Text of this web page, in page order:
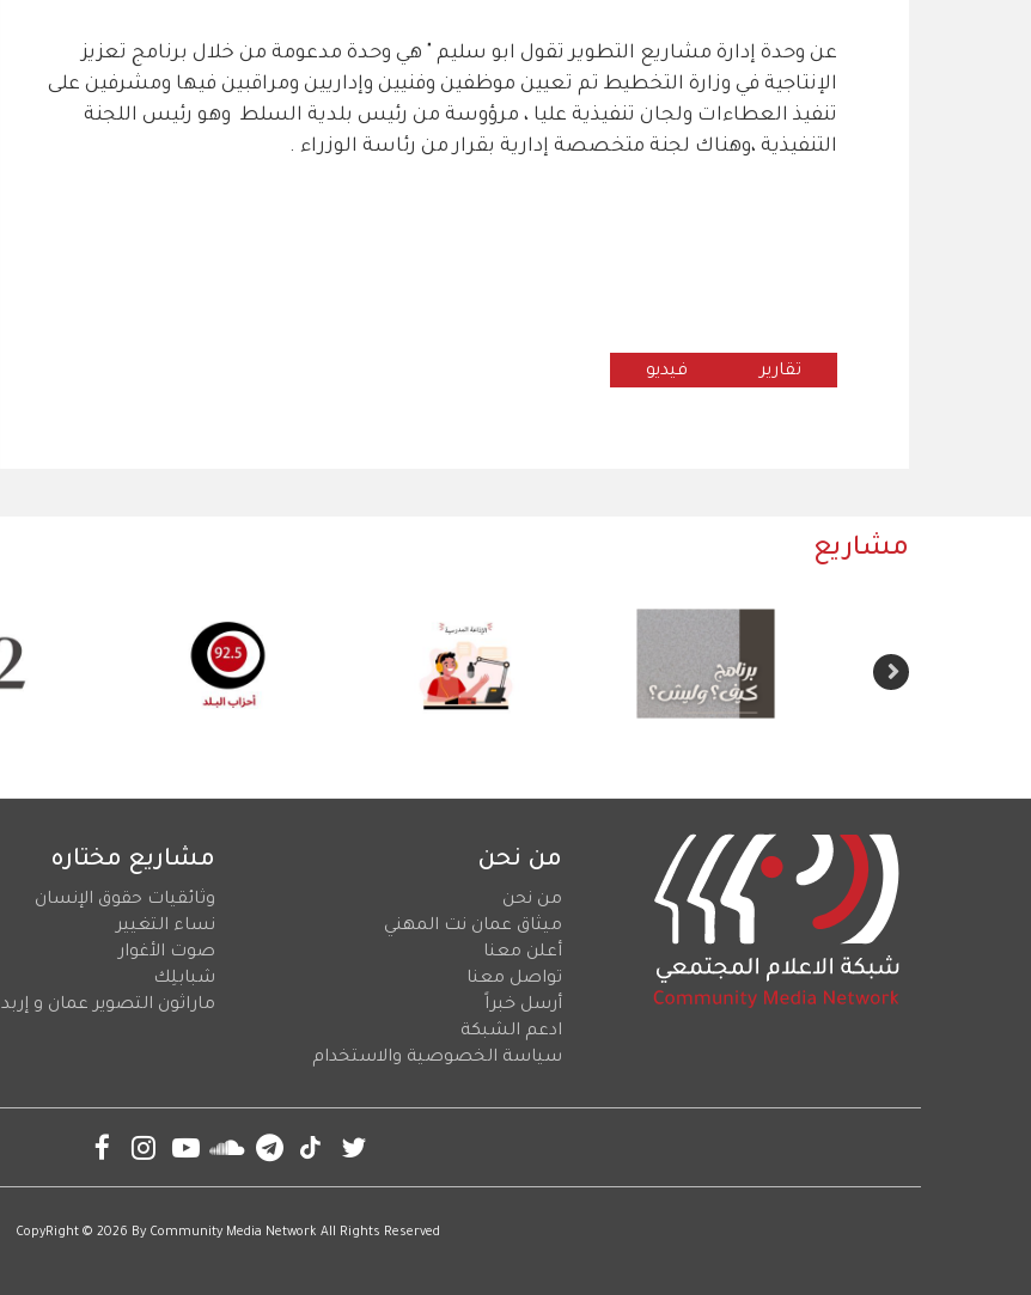
عن وحدة إدارة مشاريع التطوير تقول ابو سليم " هي وحدة مدعومة من خلال برنامج تعزيز
الإنتاجية في وزارة التخطيط تم تعيين موظفين وفنيين وإداريين ومراقبين فيها ومشرفين على
تنفيذ العطاءات ولجان تنفيذية عليا ، مرؤوسة من رئيس بلدية السلط وهو رئيس اللجنة
التنفيذية ،وهناك لجنة متخصصة إدارية بقرار من رئاسة الوزراء .
تقارير فيديو
مشاريع
من نحن
من نحن
ميثاق عمان نت المهني
أعلن معنا
تواصل معنا
أرسل خبراً
ادعم الشبكة
سياسة الخصوصية والاستخدام
مشاريع مختاره
وثائقيات حقوق الإنسان
نساء التغيير
صوت الأغوار
شبابلِك
ماراثون التصوير عمان و إربد
CopyRight © 2026 By Community Media Network All Rights Reserved